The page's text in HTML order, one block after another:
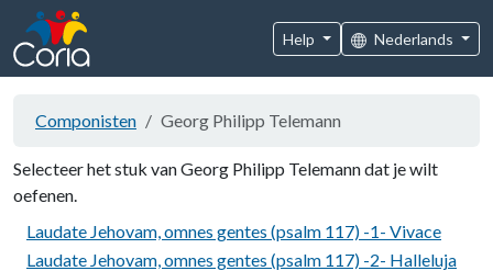
Help Nederlands
Componisten Georg Philipp Telemann
Selecteer het stuk van Georg Philipp Telemann dat je wilt
oefenen.
Laudate Jehovam, omnes gentes (psalm 117) -1- Vivace
Laudate Jehovam, omnes gentes (psalm 117) -2- Halleluja